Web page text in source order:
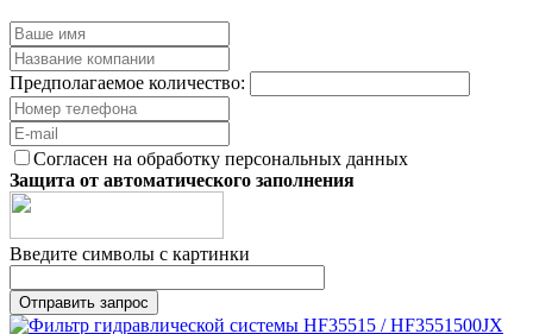
Предполагаемое количество:
Согласен на обработку персональных данных
Защита от автоматического заполнения
Введите символы с картинки